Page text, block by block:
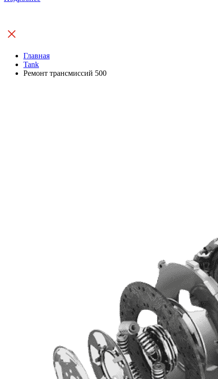
Главная
Tank
Ремонт трансмиссий 500